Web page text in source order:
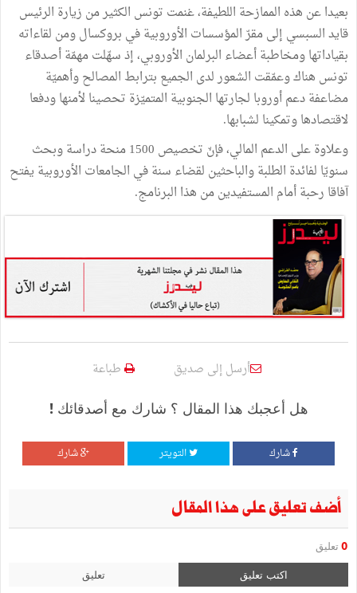
بعيداعن هذه الممازحة اللطيفة،غنمت تونس الكثيرمن زيارة الرئيس
قايدالسبسي إلىمقرّالمؤسسات الأوروبيةفي بروكسالومن لقاءاته
بقياداتهاومخاطبةأعضاء البرلمان الأوروبي،إذسهّلتمهمّةأصدقاء
تونس هناكوعمّقت الشعورلدى الجميع بترابط المصالحوأهميّة
مضاعفةدعمأوروبا لجارتها الجنوبية المتميّزة تحصينا لأمنهاودفعا
لاقتصادهاوتمكينا لشبابها.
وعلاوةعلى الدعم المالي،فإنّ تخصيص 1500منحةدراسةوبحث
سنويّا لفائدة الطلبةوالباحثين لقضاء سنةفي الجامعات الأوروبية يفتح
آفاقا رحبةأمام المستفيدينمن هذا البرنامج.
أرسل إلى صديق طباعة
هل أعجبك هذا المقال ؟ شارك مع أصدقائك !
شارك التويتر شارك
أضف تعليق على هذا المقال
0 تعليق
اكتب تعليق تعليق